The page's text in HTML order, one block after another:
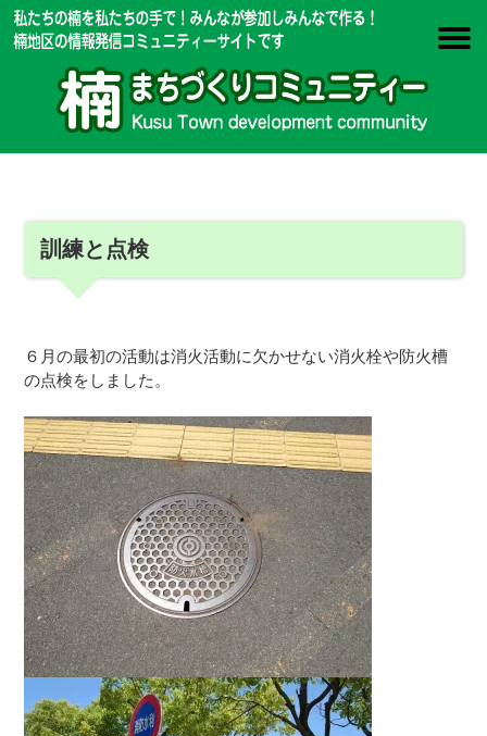
訓練と点検
６月の最初の活動は消火活動に欠かせない消火栓や防火槽
の点検をしました。